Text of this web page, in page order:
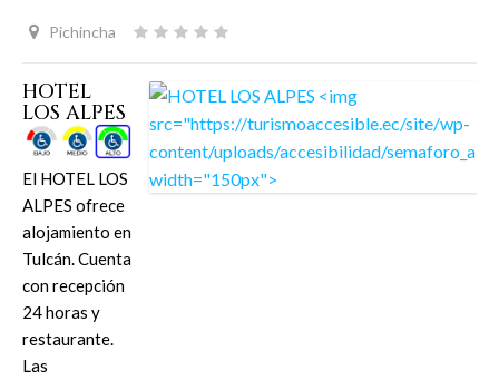
Pichincha
HOTEL
LOS ALPES
El HOTEL LOS
ALPES ofrece
alojamiento en
Tulcán. Cuenta
con recepción
24 horas y
restaurante.
Las